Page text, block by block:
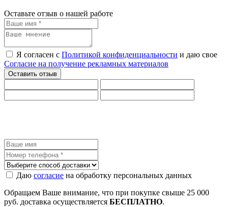
Оставьте отзыв о нашей работе
Я согласен с Политикой конфиденциальности и даю свое
Согласие на получение рекламных материалов
Даю согласие на обработку персональных данных
Обращаем Ваше внимание, что при покупке свыше 25 000
руб. доставка осуществляется БЕСПЛАТНО.